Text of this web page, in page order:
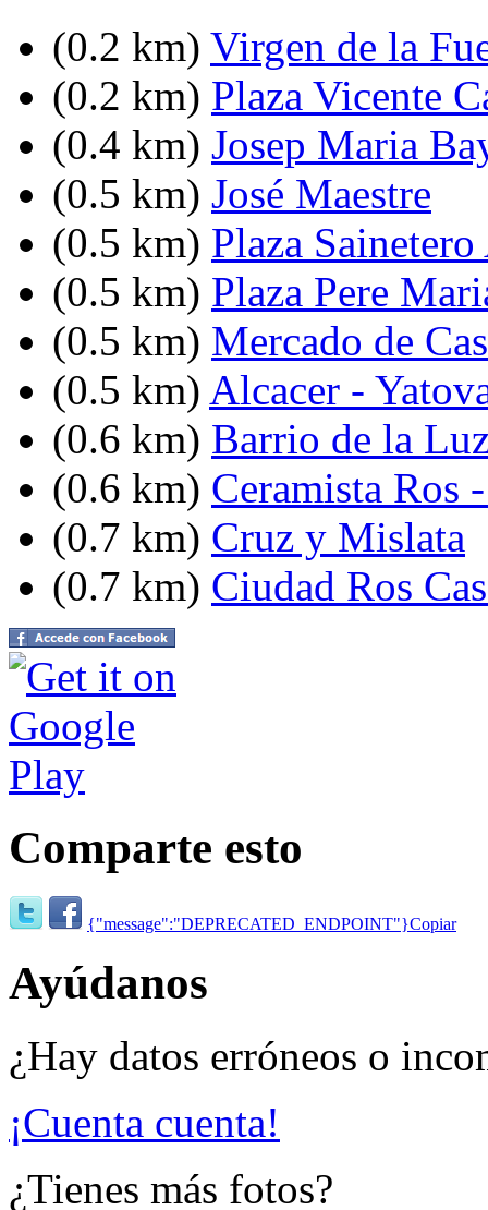
(0.2 km) Virgen de la
(0.2 km) Plaza Vicente
(0.4 km) Josep Maria
(0.5 km) José Maestre
(0.5 km) Plaza
(0.5 km) Plaza Pere
(0.5 km) Mercado de
(0.5 km) Alcacer -
(0.6 km) Barrio de la
(0.6 km) Ceramista Ros
(0.7 km) Cruz y Mislata
(0.7 km) Ciudad Ros
Comparte esto
{"message":"DEPRECATED_ENDPOINT"}Copiar
Ayúdanos
¿Hay datos erróneos o
¡Cuenta cuenta!
¿Tienes más fotos?